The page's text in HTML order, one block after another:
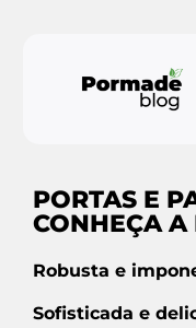
PORTAS E
CONHEÇA
Robusta e
Sofisticada e